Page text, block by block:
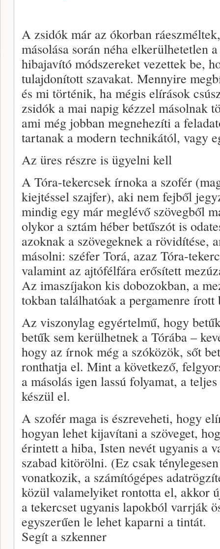
A zsidók már az ókorban
másolása során néha elkerülhetetlen
hibajavító módszereket vezettek be,
tulajdonított szavakat. Mennyire
és mi történik, ha mégis elírások
zsidók a mai napig kézzel másolnak
ami még jobban megnehezíti a
tartanak a modern technikától, vagy
Az üres részre is ügyelni kell
A Tóra-tekercsek írnoka a szofér
kiejtéssel szajfer), aki nem fejből
mindig egy már meglévő szövegből
olykor a sztám héber betűszót is
azoknak a szövegeknek a rövidítése,
másolni: széfer Torá, azaz Tóra-
valamint az ajtófélfára erősített
Az imaszíjakon kis dobozokban, a
tokban találhatóak a pergamenre
Az viszonylag egyértelmű, hogy
betűk sem kerülhetnek a Tórába –
hogy az írnok még a szóközök, sőt
ronthatja el. Mint a következő,
a másolás igen lassú folyamat, a
készül el.
A szofér maga is észreveheti, hogy
hogyan lehet kijavítani a szöveget,
érintett a hiba, Isten nevét ugyanis a
szabad kitörölni. (Ez csak
vonatkozik, a számítógépes
közül valamelyiket rontotta el, akkor
a tekercset ugyanis lapokból varrják
egyszerűen le lehet kaparni a tintát.
Segít a szkenner